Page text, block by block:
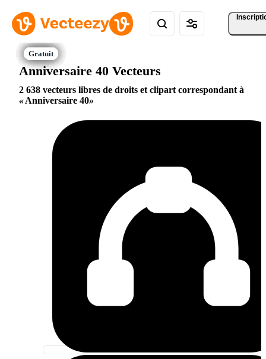
Anniversaire 40 Vecteurs
2 638 vecteurs libres de droits et clipart correspondant à
Anniversaire 40